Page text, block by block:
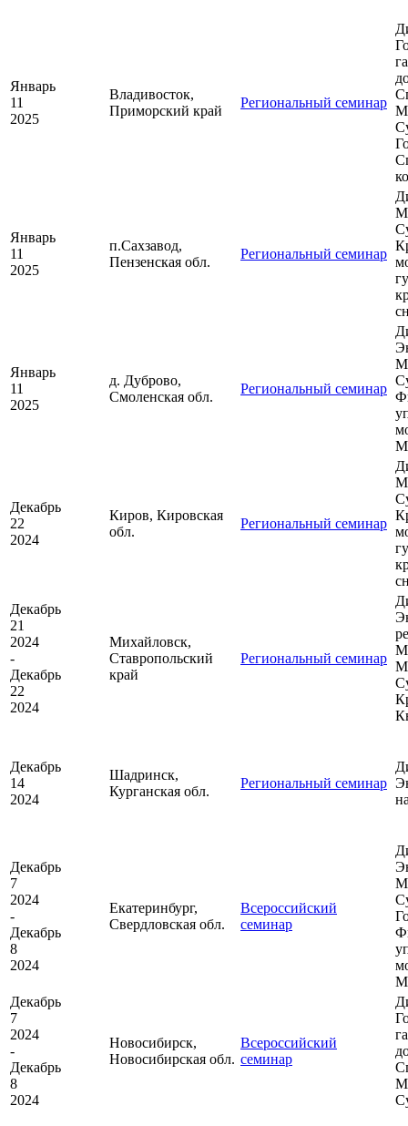
Январь
11
2025
Владивосток,
Приморский край
Региональный семинар
Январь
11
2025
п.Сахзавод,
Пензенская обл.
Региональный семинар
Январь
11
2025
д. Дуброво,
Смоленская обл.
Региональный семинар
Декабрь
22
2024
Киров, Кировская
обл.
Региональный семинар
Декабрь
21
2024
-
Декабрь
22
2024
Михайловск,
Ставропольский
край
Региональный семинар
Декабрь
14
2024
Шадринск,
Курганская обл.
Региональный семинар
Декабрь
7
2024
-
Декабрь
8
2024
Екатеринбург,
Свердловская обл.
Всероссийский
семинар
Декабрь
7
2024
-
Декабрь
8
2024
Новосибирск,
Новосибирская обл.
Всероссийский
семинар